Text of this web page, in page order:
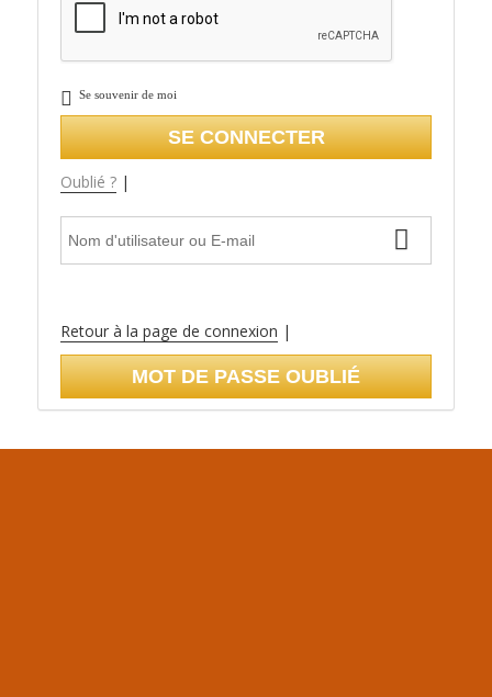
Se souvenir de moi
Oublié ? |
Retour à la page de connexion |